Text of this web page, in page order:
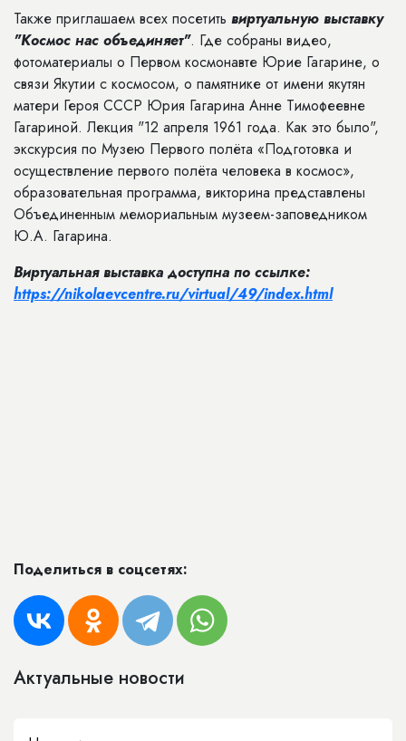
Также приглашаем всех посетить виртуальную выставку
"Космос нас объединяет". Где собраны видео,
фотоматериалы о Первом космонавте Юрие Гагарине, о
связи Якутии с космосом, о памятнике от имени якутян
матери Героя СССР Юрия Гагарина Анне Тимофеевне
Гагариной. Лекция "12 апреля 1961 года. Как это было",
экскурсия по Музею Первого полёта «Подготовка и
осуществление первого полёта человека в космос»,
образовательная программа, викторина представлены
Объединенным мемориальным музеем-заповедником
Ю.А. Гагарина.
Виртуальная выставка доступна по ссылке:
https://nikolaevcentre.ru/virtual/49/index.html
Поделиться в соцсетях:
Актуальные новости